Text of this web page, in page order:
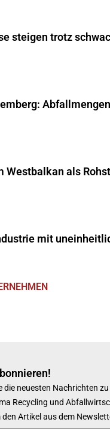
steigen trotz
Westbalkan als
mit
die neuesten Nachrichten
Recycling und
Artikel aus dem